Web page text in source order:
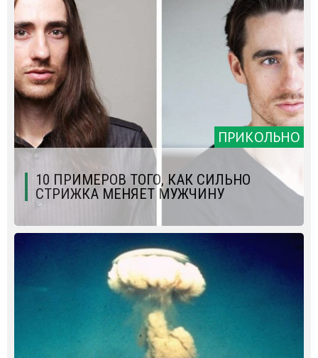
ПРИКОЛЬНО
10 ПРИМЕРОВ ТОГО, КАК СИЛЬНО
СТРИЖКА МЕНЯЕТ МУЖЧИНУ